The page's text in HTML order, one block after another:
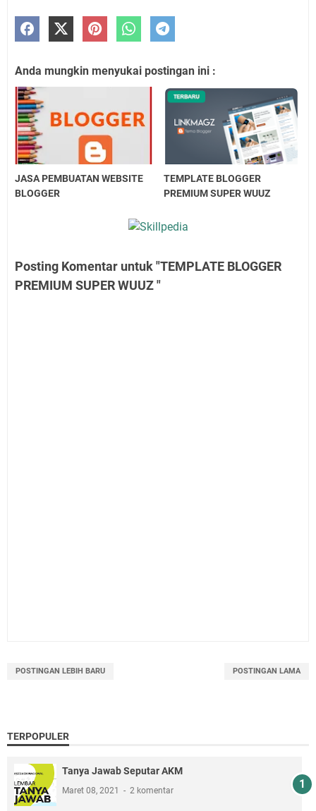
Anda mungkin menyukai postingan ini :
JASA PEMBUATAN WEBSITE
BLOGGER
TEMPLATE BLOGGER
PREMIUM SUPER WUUZ
Posting Komentar untuk "TEMPLATE BLOGGER
PREMIUM SUPER WUUZ "
POSTINGAN LEBIH BARU POSTINGAN LAMA
TERPOPULER
Tanya Jawab Seputar AKM
Maret 08, 2021 2 komentar